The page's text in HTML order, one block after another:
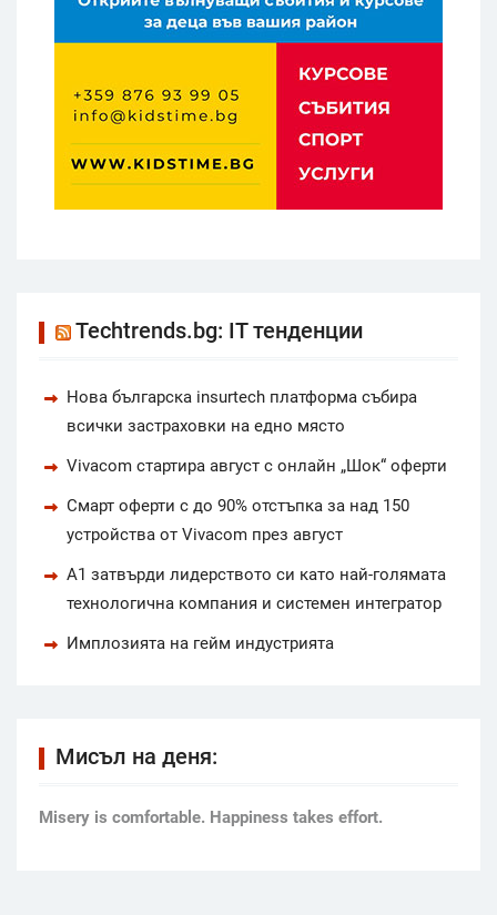
Techtrends.bg: IT тенденции
Нова българска insurtech платформа събира
всички застраховки на едно място
Vivacom стартира август с онлайн „Шок“ оферти
Смарт оферти с до 90% отстъпка за над 150
устройства от Vivacom през август
А1 затвърди лидерството си като най-голямата
технологична компания и системен интегратор
Имплозията на гейм индустрията
Мисъл на деня:
Мisery is comfortable. Happiness takes effort.